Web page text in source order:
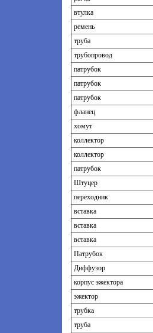
втулка
ремень
труба
трубопровод
патрубок
патрубок
патрубок
фланец
хомут
коллектор
коллектор
патрубок
Штуцер
переходник
вставка
вставка
вставка
Патрубок
Диффузор
корпус эжектора
эжектор
трубка
труба